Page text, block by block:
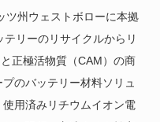
ツ州ウェストボローに本拠
リーのリサイクルからリ
正極活物質（CAM）の商
のバッテリー材料ソリュ
用済みリチウムイオン電